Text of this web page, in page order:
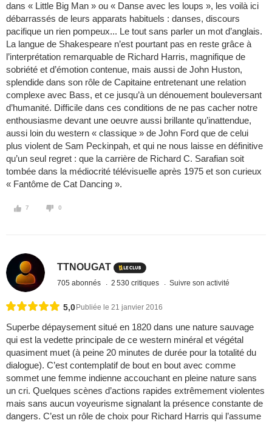
dans « Little Big Man » ou « Danse avec les loups », les voilà ici
débarrassés de leurs apparats habituels : danses, discours
pacifique un rien pompeux... Le tout sans parler un mot d’anglais.
La langue de Shakespeare n’est pourtant pas en reste grâce à
l’interprétation remarquable de Richard Harris, magnifique de
sobriété et d’émotion contenue, mais aussi de John Huston,
splendide dans son rôle de Capitaine entretenant une relation
complexe avec Bass, et ce jusqu’à un dénouement bouleversant
d’humanité. Difficile dans ces conditions de ne pas cacher notre
enthousiasme devant une oeuvre aussi brillante qu’inattendue,
aussi loin du western « classique » de John Ford que de celui
plus violent de Sam Peckinpah, et qui ne nous laisse en définitive
qu’un seul regret : que la carrière de Richard C. Sarafian soit
tombée dans la médiocrité télévisuelle après 1975 et son curieux
« Fantôme de Cat Dancing ».
7 0
TTNOUGAT
705 abonnés 2 530 critiques Suivre son activité
5,0 Publiée le 21 janvier 2016
Superbe dépaysement situé en 1820 dans une nature sauvage
qui est la vedette principale de ce western minéral et végétal
quasiment muet (à peine 20 minutes de durée pour la totalité du
dialogue). C’est contemplatif de bout en bout avec comme
sommet une femme indienne accouchant en pleine nature sans
un cri. Quelques scènes d’actions rapides extrêmement violentes
mais sans aucun voyeurisme signalant la présence constante de
dangers. C’est un rôle de choix pour Richard Harris qui l’assume